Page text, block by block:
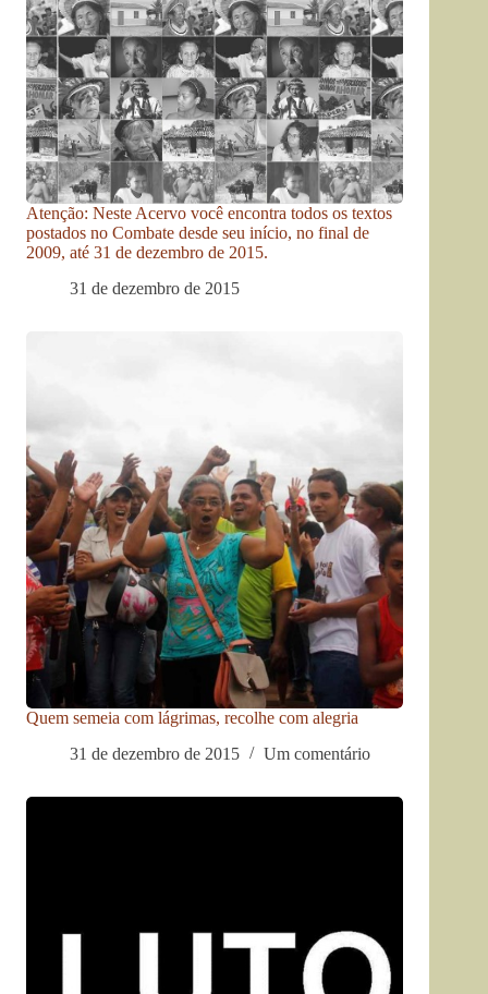
Atenção: Neste Acervo você encontra todos os textos
postados no Combate desde seu início, no final de
2009, até 31 de dezembro de 2015.
31 de dezembro de 2015
Quem semeia com lágrimas, recolhe com alegria
31 de dezembro de 2015
Um comentário